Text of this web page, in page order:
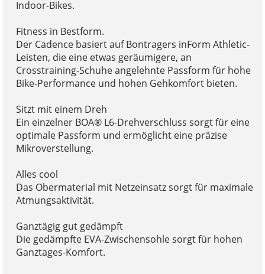
Indoor-Bikes.
Fitness in Bestform.
Der Cadence basiert auf Bontragers inForm Athletic-
Leisten, die eine etwas geräumigere, an
Crosstraining-Schuhe angelehnte Passform für hohe
Bike-Performance und hohen Gehkomfort bieten.
Sitzt mit einem Dreh
Ein einzelner BOA® L6-Drehverschluss sorgt für eine
optimale Passform und ermöglicht eine präzise
Mikroverstellung.
Alles cool
Das Obermaterial mit Netzeinsatz sorgt für maximale
Atmungsaktivität.
Ganztägig gut gedämpft
Die gedämpfte EVA-Zwischensohle sorgt für hohen
Ganztages-Komfort.